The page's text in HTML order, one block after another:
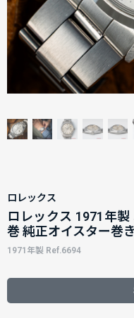
ロレックス
ロレックス 1971年
巻 純正オイスター巻
1971年製 Ref.6694